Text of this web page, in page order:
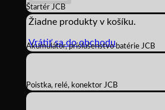
Žiadne produkty v košíku.
Vrátiť sa do obchodu
Štartér JCB
Akumulátor, príslušenstvo batérie JCB
Poistka, relé, konektor JCB